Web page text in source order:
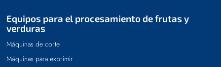
Equipos para el procesamiento de frutas y
verduras
Máquinas de corte
Máquinas para exprimir